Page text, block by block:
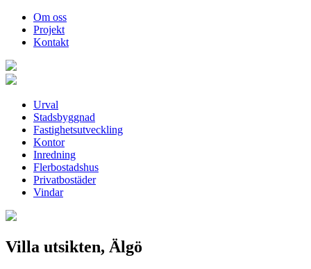
Om oss
Projekt
Kontakt
Urval
Stadsbyggnad
Fastighetsutveckling
Kontor
Inredning
Flerbostadshus
Privatbostäder
Vindar
Villa utsikten, Älgö